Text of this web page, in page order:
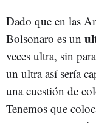
Dado que en las
Bolsonaro es un
veces ultra, sin
un ultra así sería
una cuestión de
Tenemos que